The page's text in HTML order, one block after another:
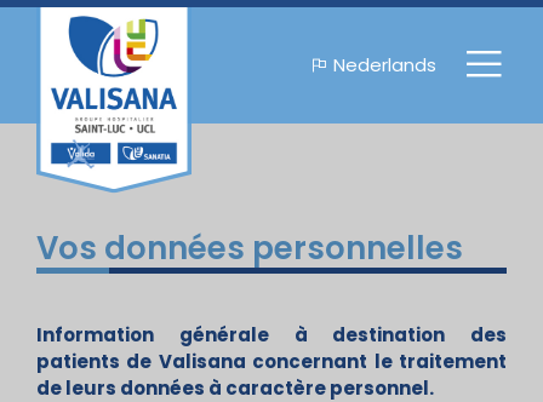
Nederlands
Vos données personnelles
Information générale à destination des
patients de Valisana concernant le traitement
de leurs données à caractère personnel.